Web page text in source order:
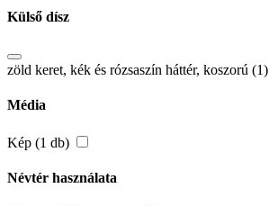
Külső dísz
zöld keret, kék és rózsaszín háttér, koszorú (1)
Média
Kép (1 db)
Névtér használata